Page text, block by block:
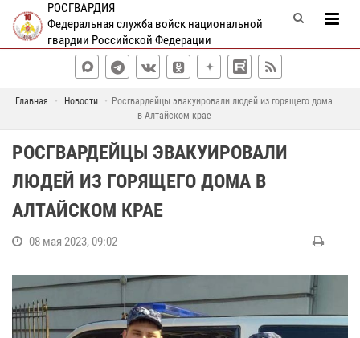
РОСГВАРДИЯ
Федеральная служба войск национальной
гвардии Российской Федерации
Главная Новости
Росгвардейцы эвакуировали людей из горящего дома
в Алтайском крае
РОСГВАРДЕЙЦЫ ЭВАКУИРОВАЛИ
ЛЮДЕЙ ИЗ ГОРЯЩЕГО ДОМА В
АЛТАЙСКОМ КРАЕ
08 мая 2023, 09:02